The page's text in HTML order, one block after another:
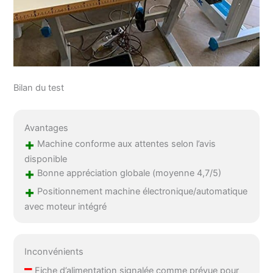
Bilan du test
Avantages
+ Machine conforme aux attentes selon l’avis
disponible
+ Bonne appréciation globale (moyenne 4,7/5)
+ Positionnement machine électronique/automatique
avec moteur intégré
Inconvénients
–